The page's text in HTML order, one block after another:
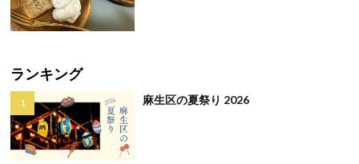
ランキング
麻生区の夏祭り 2026